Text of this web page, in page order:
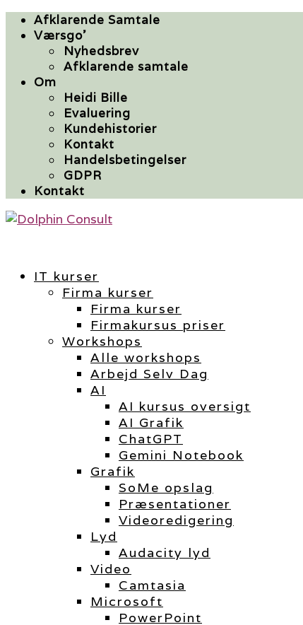
Afklarende Samtale
Værsgo’
Nyhedsbrev
Afklarende samtale
Om
Heidi Bille
Evaluering
Kundehistorier
Kontakt
Handelsbetingelser
GDPR
Kontakt
IT kurser
Firma kurser
Firma kurser
Firmakursus priser
Workshops
Alle workshops
Arbejd Selv Dag
AI
AI kursus oversigt
AI Grafik
ChatGPT
Gemini Notebook
Grafik
SoMe opslag
Præsentationer
Videoredigering
Lyd
Audacity lyd
Video
Camtasia
Microsoft
PowerPoint